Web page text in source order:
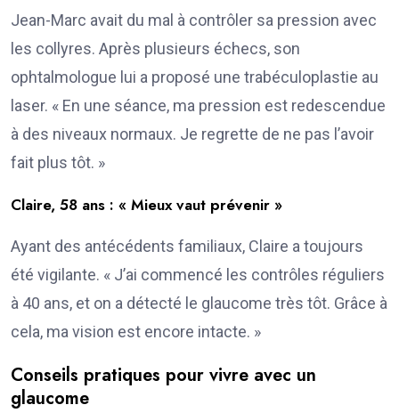
Jean-Marc avait du mal à contrôler sa pression avec
les collyres. Après plusieurs échecs, son
ophtalmologue lui a proposé une trabéculoplastie au
laser. « En une séance, ma pression est redescendue
à des niveaux normaux. Je regrette de ne pas l’avoir
fait plus tôt. »
Claire, 58 ans : « Mieux vaut prévenir »
Ayant des antécédents familiaux, Claire a toujours
été vigilante. « J’ai commencé les contrôles réguliers
à 40 ans, et on a détecté le glaucome très tôt. Grâce à
cela, ma vision est encore intacte. »
Conseils pratiques pour vivre avec un
glaucome